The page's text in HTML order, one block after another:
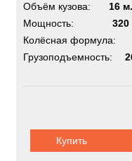
Объём кузова:
16
Мощность:
320
Колёсная формула:
Грузоподъемность:
Купить